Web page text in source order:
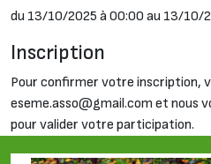
du 13/10/2025 à 00:00 au 13/10/
Inscription
Pour confirmer votre inscription,
eseme.asso@gmail.com et nous
pour valider votre participation.